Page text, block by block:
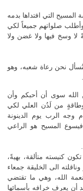
المسيح التي افتداها بدمه
وأطلب صلواتهم جميعاً لكي
لا وسخ فيها ولا غضن ولا
نحن رعاة شعبه، وهو
الله سوى أن أحبكم وأن
من لَدُن العلي لكي
وجه الرب يوم الدينونة
فيسوع المسيح هو الراعي
كنيسته متألقة، بهيةً،
الى الخليقة جمعاء
الله، وهي ما تقتضي
أن يعرف خرافه بأسمائها